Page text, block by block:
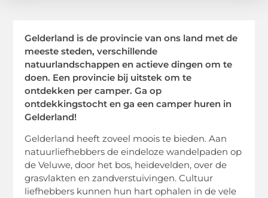
Gelderland is de provincie van ons land met de
meeste steden, verschillende
natuurlandschappen en actieve dingen om te
doen. Een provincie bij uitstek om te
ontdekken per camper. Ga op
ontdekkingstocht en ga een camper huren in
Gelderland!
Gelderland heeft zoveel moois te bieden. Aan
natuurliefhebbers de eindeloze wandelpaden op
de Veluwe, door het bos, heidevelden, over de
grasvlakten en zandverstuivingen. Cultuur
liefhebbers kunnen hun hart ophalen in de vele